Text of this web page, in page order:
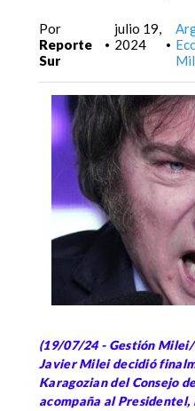
Por
Reporte
Sur
•
julio 19,
2024
•
(19/07/24 - Gestión Milei/
Javier Milei decidió
Karagozian del Consejo
acompaña al